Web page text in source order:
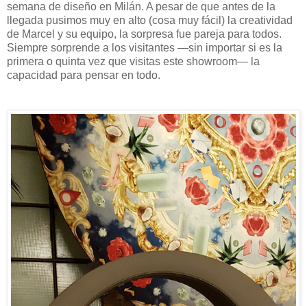
semana de diseño en Milán. A pesar de que antes de la
llegada pusimos muy en alto (cosa muy fácil) la creatividad
de Marcel y su equipo, la sorpresa fue pareja para todos.
Siempre sorprende a los visitantes —sin importar si es la
primera o quinta vez que visitas este showroom— la
capacidad para pensar en todo.